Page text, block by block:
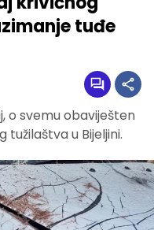
tuđe
o svemu obaviješten
tužilaštva u Bijeljini.